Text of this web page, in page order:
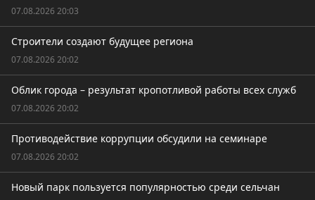
07.08.2026 20:03
Строители создают будущее региона
07.08.2026 20:02
Облик города – результат кропотливой работы всех служб
07.08.2026 20:02
Противодействие коррупции обсудили на семинаре
07.08.2026 20:02
Новый парк пользуется популярностью среди сельчан